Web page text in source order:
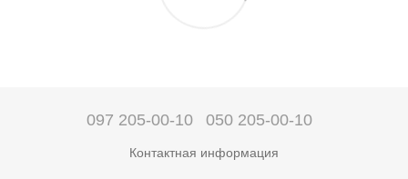
097 205-00-10 050 205-00-10
Контактная информация